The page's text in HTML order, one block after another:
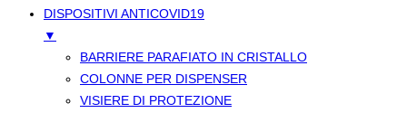
DISPOSITIVI ANTICOVID19
▼
BARRIERE PARAFIATO IN CRISTALLO
COLONNE PER DISPENSER
VISIERE DI PROTEZIONE